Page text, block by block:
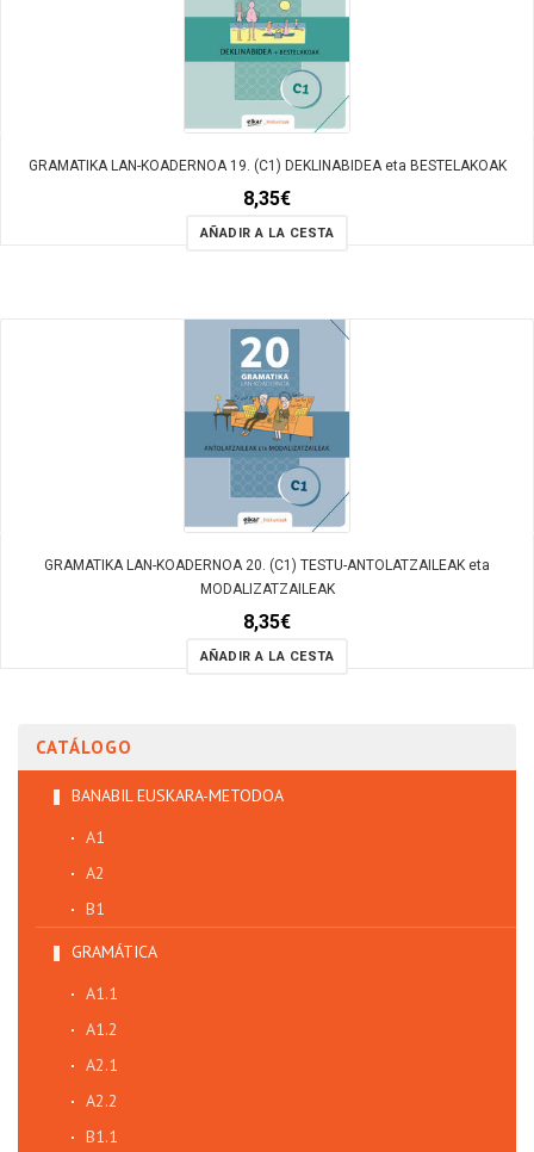
GRAMATIKA LAN-KOADERNOA 19. (C1) DEKLINABIDEA eta BESTELAKOAK
8,35€
AÑADIR A LA CESTA
GRAMATIKA LAN-KOADERNOA 20. (C1) TESTU-ANTOLATZAILEAK eta
MODALIZATZAILEAK
8,35€
AÑADIR A LA CESTA
CATÁLOGO
BANABIL EUSKARA-METODOA
A1
A2
B1
GRAMÁTICA
A1.1
A1.2
A2.1
A2.2
B1.1